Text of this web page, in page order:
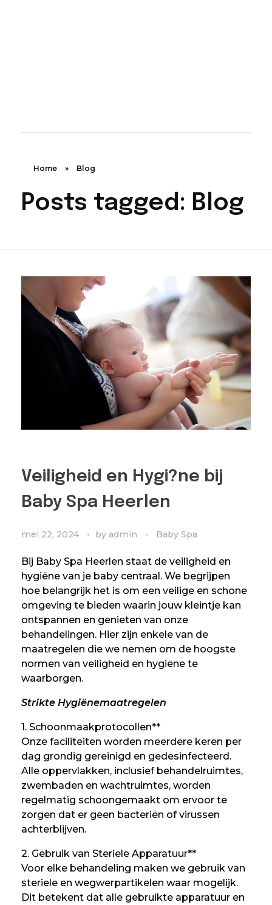
Home » Blog
Posts tagged: Blog
Veiligheid en Hygi?ne bij
Baby Spa Heerlen
mei 22, 2024 by admin Baby Spa
Bij Baby Spa Heerlen staat de veiligheid en
hygiëne van je baby centraal. We begrijpen
hoe belangrijk het is om een veilige en schone
omgeving te bieden waarin jouw kleintje kan
ontspannen en genieten van onze
behandelingen. Hier zijn enkele van de
maatregelen die we nemen om de hoogste
normen van veiligheid en hygiëne te
waarborgen.
Strikte Hygiënemaatregelen
1. Schoonmaakprotocollen**
Onze faciliteiten worden meerdere keren per
dag grondig gereinigd en gedesinfecteerd.
Alle oppervlakken, inclusief behandelruimtes,
zwembaden en wachtruimtes, worden
regelmatig schoongemaakt om ervoor te
zorgen dat er geen bacteriën of virussen
achterblijven.
2. Gebruik van Steriele Apparatuur**
Voor elke behandeling maken we gebruik van
steriele en wegwerpartikelen waar mogelijk.
Dit betekent dat alle gebruikte apparatuur en